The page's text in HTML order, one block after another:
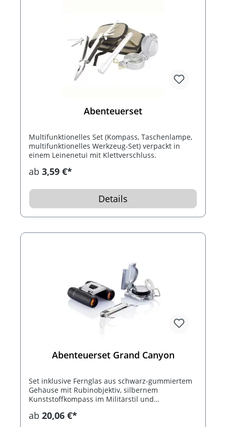
Abenteuerset
Multifunktionelles Set (Kompass, Taschenlampe,
multifunktionelles Werkzeug-Set) verpackt in
einem Leinenetui mit Klettverschluss.
ab 3,59 €*
Details
Abenteuerset Grand Canyon
Set inklusive Fernglas aus schwarz-gummiertem
Gehäuse mit Rubinobjektiv, silbernem
Kunststoffkompass im Militärstil und
Griffen. Konfektioniert in einer Metallbox.
ab 20,06 €*